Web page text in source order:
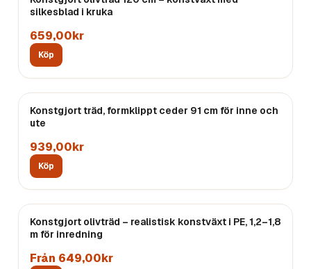
silkesblad i kruka
659,00kr
Köp
Konstgjort träd, formklippt ceder 91 cm för inne och
ute
939,00kr
Köp
Konstgjort olivträd – realistisk konstväxt i PE, 1,2–1,8
m för inredning
Från 649,00kr